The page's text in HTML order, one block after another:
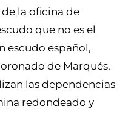
la oficina de
que no es el
escudo español,
de Marqués,
las dependencias
redondeado y